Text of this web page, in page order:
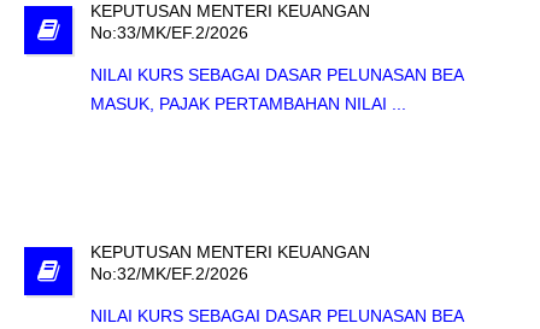
KEPUTUSAN MENTERI KEUANGAN
No:33/MK/EF.2/2026
NILAI KURS SEBAGAI DASAR PELUNASAN BEA
MASUK, PAJAK PERTAMBAHAN NILAI ...
KEPUTUSAN MENTERI KEUANGAN
No:32/MK/EF.2/2026
NILAI KURS SEBAGAI DASAR PELUNASAN BEA